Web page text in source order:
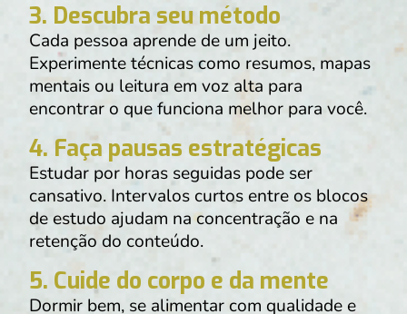
3. Descubra seu método
Cada pessoa aprende de um jeito.
Experimente técnicas como resumos, mapas
mentais ou leitura em voz alta para
encontrar o que funciona melhor para você.
4. Faça pausas estratégicas
Estudar por horas seguidas pode ser
cansativo. Intervalos curtos entre os blocos
de estudo ajudam na concentração e na
retenção do conteúdo.
5. Cuide do corpo e da mente
Dormir bem, se alimentar com qualidade e